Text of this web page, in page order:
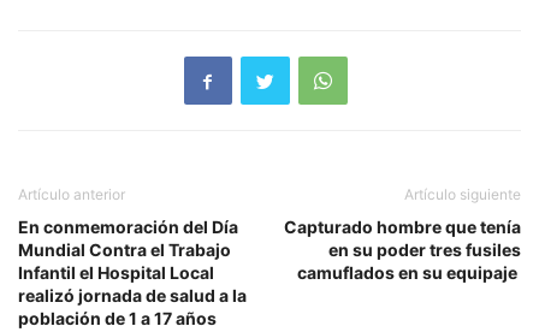
Artículo anterior
En conmemoración del Día
Mundial Contra el Trabajo
Infantil el Hospital Local
realizó jornada de salud a la
población de 1 a 17 años
Artículo siguiente
Capturado hombre que tenía
en su poder tres fusiles
camuflados en su equipaje